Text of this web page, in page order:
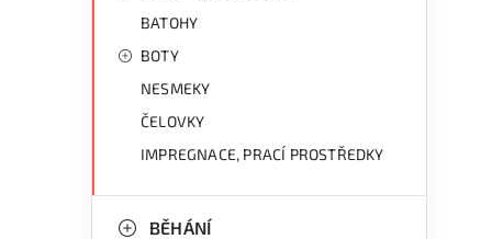
BATOHY
BOTY
NESMEKY
ČELOVKY
IMPREGNACE, PRACÍ PROSTŘEDKY
BĚHÁNÍ